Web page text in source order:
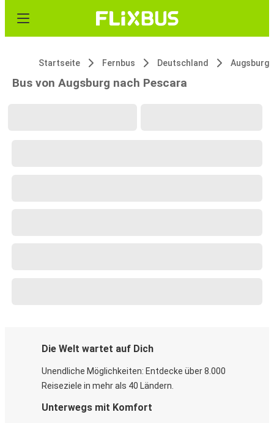
Startseite Fernbus Deutschland Augsburg
Bus von Augsburg nach Pescara
Die Welt wartet auf Dich
Unendliche Möglichkeiten: Entdecke über 8.000
Reiseziele in mehr als 40 Ländern.
Unterwegs mit Komfort